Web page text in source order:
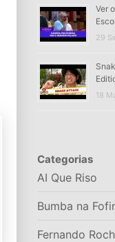
Ver
29
18
Categorias
AI Que Riso
Bumba na
Fernando